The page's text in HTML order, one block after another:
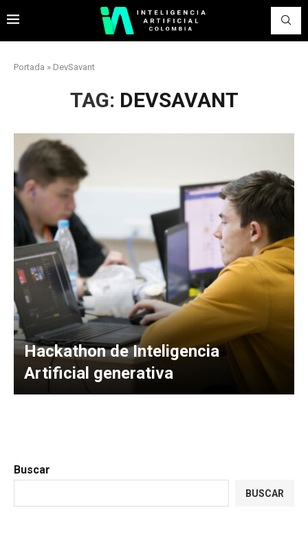
Portada » DevSavant
TAG: DEVSAVANT
Hackathon de Inteligencia
Artificial generativa
Buscar
BUSCAR